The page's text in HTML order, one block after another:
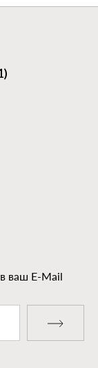
ваш E-Mail